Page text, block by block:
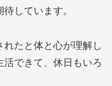
しています。
れたと体と心が理解し
できて、休日もいろ